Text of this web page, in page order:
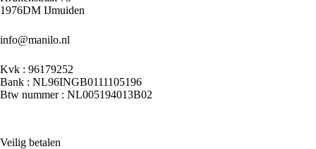
1976DM IJmuiden
info@manilo.nl
Kvk : 96179252
Bank : NL96INGB0111105196
Btw nummer : NL005194013B02
Veilig betalen